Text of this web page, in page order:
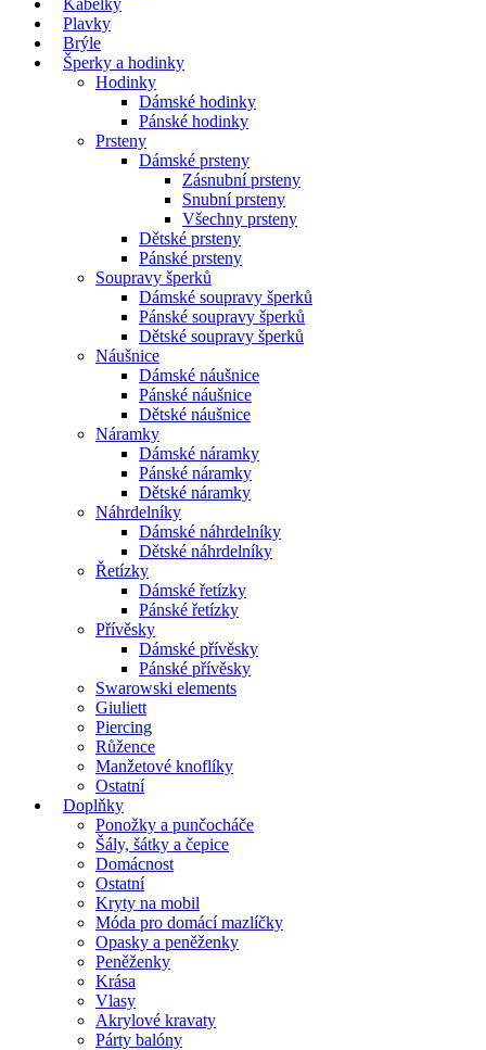
Kabelky
Plavky
Brýle
Šperky a hodinky
Hodinky
Dámské hodinky
Pánské hodinky
Prsteny
Dámské prsteny
Zásnubní prsteny
Snubní prsteny
Všechny prsteny
Dětské prsteny
Pánské prsteny
Soupravy šperků
Dámské soupravy šperků
Pánské soupravy šperků
Dětské soupravy šperků
Náušnice
Dámské náušnice
Pánské náušnice
Dětské náušnice
Náramky
Dámské náramky
Pánské náramky
Dětské náramky
Náhrdelníky
Dámské náhrdelníky
Dětské náhrdelníky
Řetízky
Dámské řetízky
Pánské řetízky
Přívěsky
Dámské přívěsky
Pánské přívěsky
Swarowski elements
Giuliett
Piercing
Růžence
Manžetové knoflíky
Ostatní
Doplňky
Ponožky a punčocháče
Šály, šátky a čepice
Domácnost
Ostatní
Kryty na mobil
Móda pro domácí mazlíčky
Opasky a peněženky
Peněženky
Krása
Vlasy
Akrylové kravaty
Párty balóny